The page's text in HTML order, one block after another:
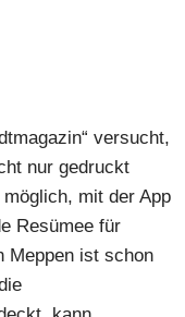
versucht,
nur gedruckt
mit der App
Resümee für
Meppen ist schon